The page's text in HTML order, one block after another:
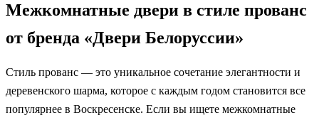
Межкомнатные двери в стиле прованс
от бренда «Двери Белоруссии»
Стиль прованс — это уникальное сочетание элегантности и
деревенского шарма, которое с каждым годом становится все
популярнее в Воскресенске. Если вы ищете межкомнатные